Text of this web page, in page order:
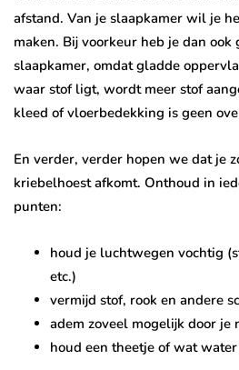
afstand. Van je slaapkamer wil je
maken. Bij voorkeur heb je dan
slaapkamer, omdat gladde
waar stof ligt, wordt meer stof
kleed of vloerbedekking is geen
En verder, verder hopen we dat je
kriebelhoest afkomt. Onthoud in
punten:
houd je luchtwegen vochtig
etc.)
vermijd stof, rook en andere
adem zoveel mogelijk door je
houd een theetje of wat